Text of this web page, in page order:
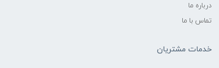
درباره ما
تماس با ما
خدمات مشتریان